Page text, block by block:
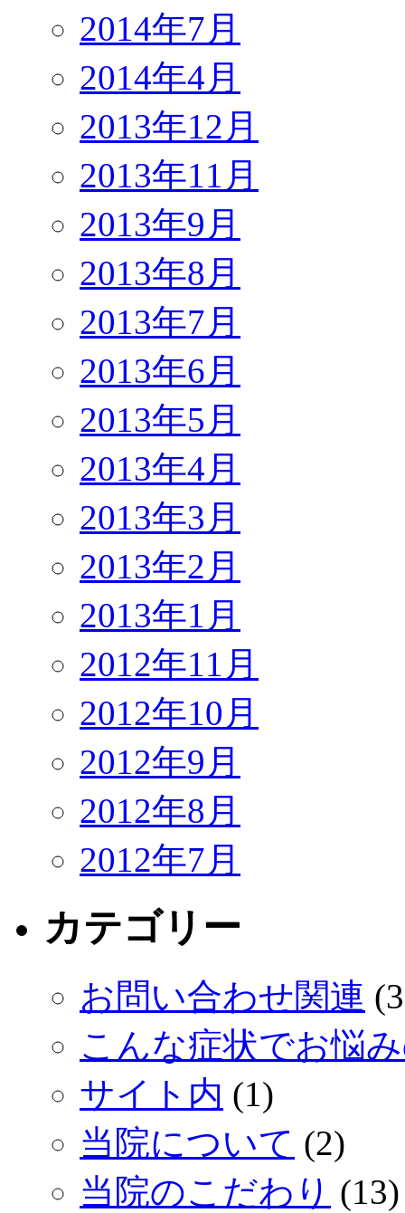
2014年7月
2014年4月
2013年12月
2013年11月
2013年9月
2013年8月
2013年7月
2013年6月
2013年5月
2013年4月
2013年3月
2013年2月
2013年1月
2012年11月
2012年10月
2012年9月
2012年8月
2012年7月
カテゴリー
お問い合わせ関連
こんな症状でお悩
サイト内 (1)
当院について (2)
当院のこだわり (13)